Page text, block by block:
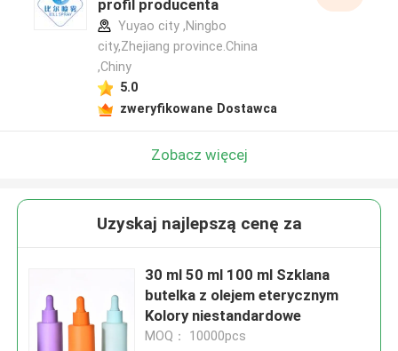
profil producenta
Yuyao city ,Ningbo
city,Zhejiang province.China
,Chiny
5.0
zweryfikowane Dostawca
Zobacz więcej
Uzyskaj najlepszą cenę za
30 ml 50 ml 100 ml Szklana
butelka z olejem eterycznym
Kolory niestandardowe
MOQ： 10000pcs